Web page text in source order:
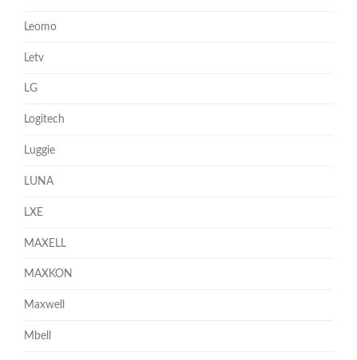
Leomo
Letv
LG
Logitech
Luggie
LUNA
LXE
MAXELL
MAXKON
Maxwell
Mbell